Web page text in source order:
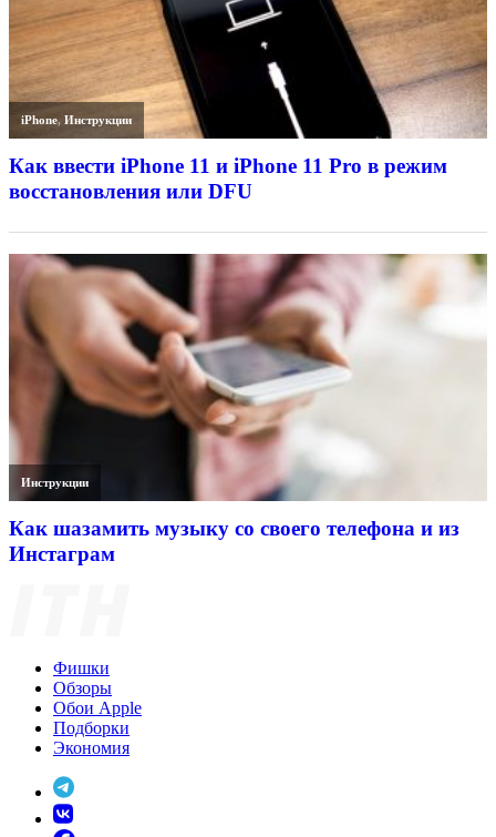
iPhone,Инструкции
Как ввести iPhone 11 и iPhone 11 Pro в режим
восстановления или DFU
Инструкции
Как шазамить музыку со своего телефона и из
Инстаграм
Фишки
Обзоры
Обои Apple
Подборки
Экономия